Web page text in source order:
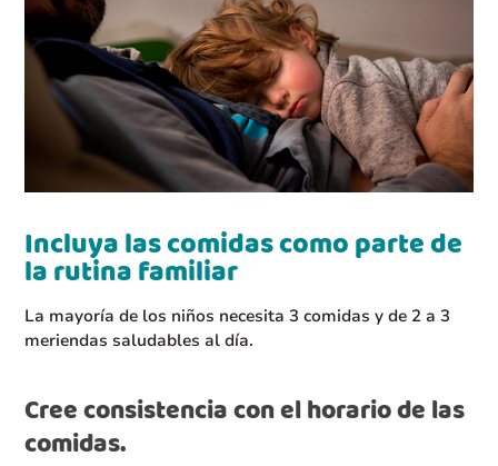
Incluya las comidas como parte de
la rutina familiar
La mayoría de los niños necesita 3 comidas y de 2 a 3
meriendas saludables al día.
Cree consistencia con el horario de las
comidas.